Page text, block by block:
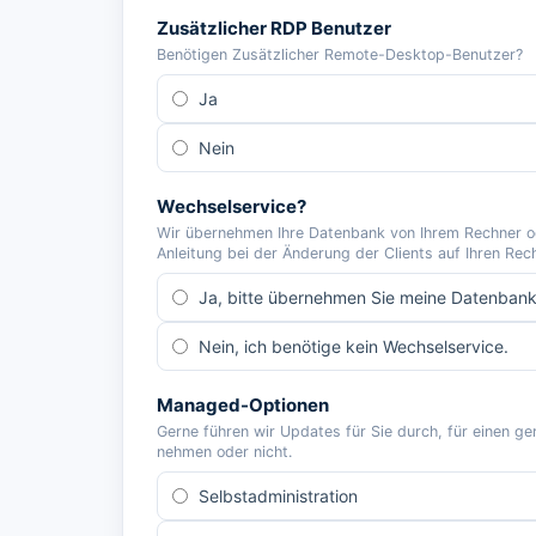
Zusätzlicher RDP Benutzer
Benötigen Zusätzlicher Remote-Desktop-Benutzer?
Ja
Nein
Wechselservice?
Wir übernehmen Ihre Datenbank von Ihrem
Anleitung bei der Änderung der Clients auf Ihren
Ja, bitte übernehmen Sie meine
Nein, ich benötige kein Wechselservice.
Managed-Optionen
Gerne führen wir Updates für Sie durch, für einen
nehmen oder nicht.
Selbstadministration